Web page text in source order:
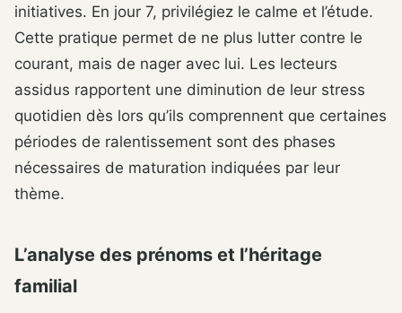
initiatives. En jour 7, privilégiez le calme et l’étude.
Cette pratique permet de ne plus lutter contre le
courant, mais de nager avec lui. Les lecteurs
assidus rapportent une diminution de leur stress
quotidien dès lors qu’ils comprennent que certaines
périodes de ralentissement sont des phases
nécessaires de maturation indiquées par leur
thème.
L’analyse des prénoms et l’héritage
familial